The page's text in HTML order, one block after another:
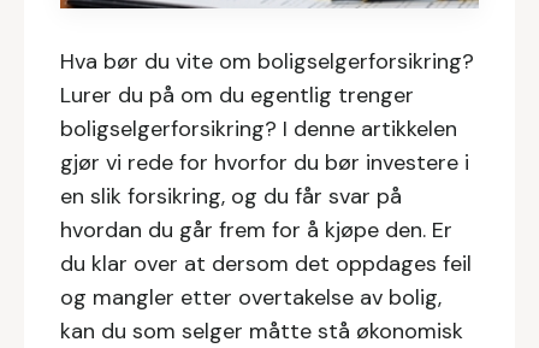
Hva bør du vite om boligselgerforsikring?
Lurer du på om du egentlig trenger
boligselgerforsikring? I denne artikkelen
gjør vi rede for hvorfor du bør investere i
en slik forsikring, og du får svar på
hvordan du går frem for å kjøpe den. Er
du klar over at dersom det oppdages feil
og mangler etter overtakelse av bolig,
kan du som selger måtte stå økonomisk